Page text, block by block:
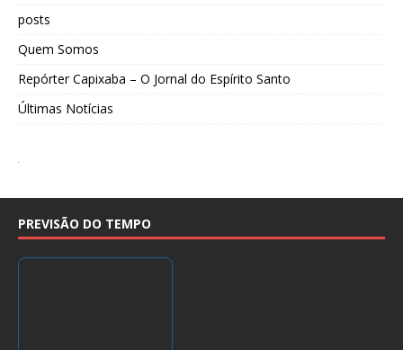
posts
Quem Somos
Repórter Capixaba – O Jornal do Espírito Santo
Últimas Notícias
PREVISÃO DO TEMPO